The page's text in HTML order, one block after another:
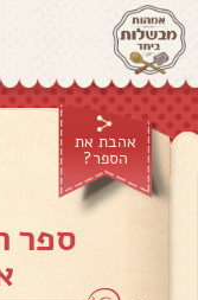
אהבת את
הספר?
ספר